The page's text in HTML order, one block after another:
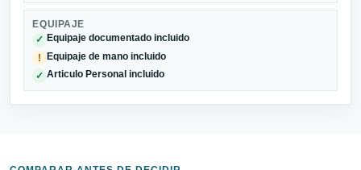
EQUIPAJE
✓ Equipaje documentado incluido
! Equipaje de mano incluido
✓ Articulo Personal incluido